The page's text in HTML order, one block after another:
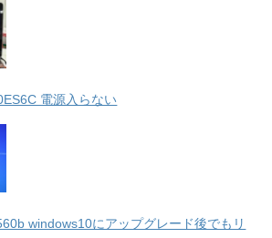
電源入らない
windows10にアップグレード後でもリ